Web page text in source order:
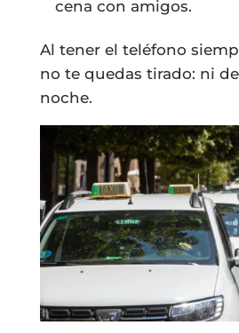
cena con amigos.
Al tener el teléfono
no te quedas tirado: ni
noche.